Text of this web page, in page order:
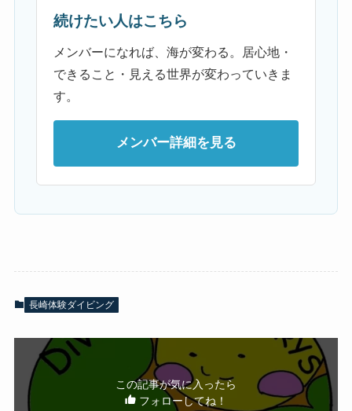
続けたい人はこちら
メンバーになれば、海が変わる。居心地・
できること・見える世界が変わっていきま
す。
メンバー詳細を見る
長崎体験ダイビング
この記事が気に入ったら
フォローしてね！